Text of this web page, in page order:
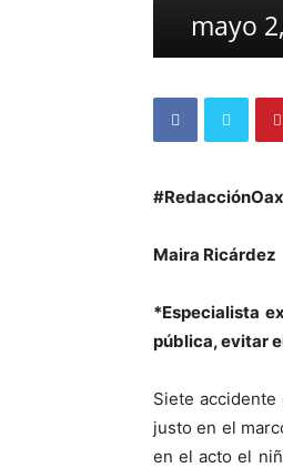
mayo
Maira Ricárdez
*Especialista
pública, evitar
Siete accidente
justo en el
en el acto el